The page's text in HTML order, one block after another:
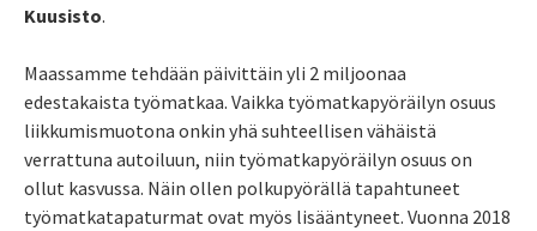
Kuusisto.
Maassamme tehdään päivittäin yli 2 miljoonaa
edestakaista työmatkaa. Vaikka työmatkapyöräilyn osuus
liikkumismuotona onkin yhä suhteellisen vähäistä
verrattuna autoiluun, niin työmatkapyöräilyn osuus on
ollut kasvussa. Näin ollen polkupyörällä tapahtuneet
työmatkatapaturmat ovat myös lisääntyneet. Vuonna 2018